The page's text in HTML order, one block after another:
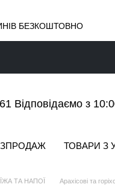
БЕЗКОШТОВНО
Відповідаємо з
ТОВАРИ З
ЇЖА ТА НАПОЇ
Арахісові та